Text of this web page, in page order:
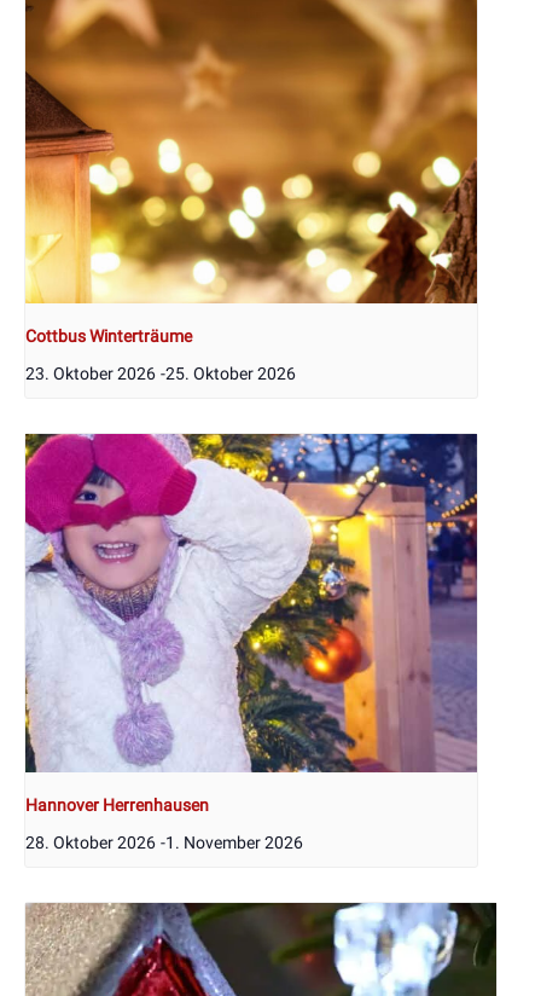
Cottbus Winterträume
23. Oktober 2026 -25. Oktober 2026
Hannover Herrenhausen
28. Oktober 2026 -1. November 2026